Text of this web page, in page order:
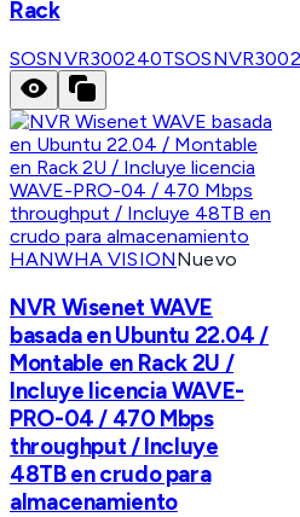
Rack
SOSNVR300240T
HANWHA VISIONNuevo
NVR Wisenet WAVE
basada en Ubuntu 22.04 /
Montable en Rack 2U /
Incluye licencia WAVE-
PRO-04 / 470 Mbps
throughput / Incluye
48TB en crudo para
almacenamiento